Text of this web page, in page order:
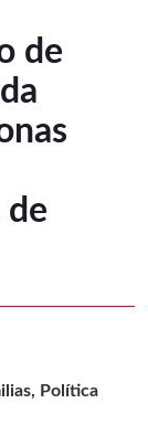
de
de
Política